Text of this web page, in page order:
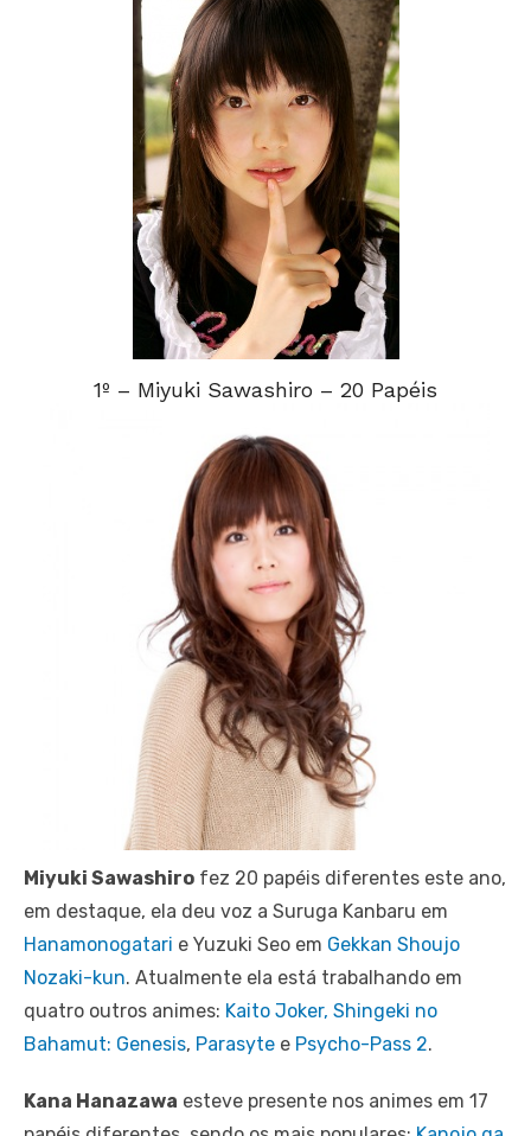
1º – Miyuki Sawashiro – 20 Papéis
Miyuki Sawashiro fez 20 papéis diferentes este ano,
em destaque, ela deu voz a Suruga Kanbaru em
Hanamonogatari e Yuzuki Seo em Gekkan Shoujo
Nozaki-kun. Atualmente ela está trabalhando em
quatro outros animes: Kaito Joker, Shingeki no
Bahamut: Genesis, Parasyte e Psycho-Pass 2.
Kana Hanazawa esteve presente nos animes em 17